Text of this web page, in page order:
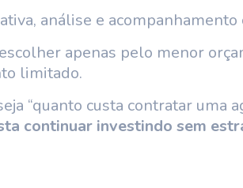
análise e acompanhamento
apenas pelo menor
limitado.
“quanto custa contratar uma
continuar investindo sem